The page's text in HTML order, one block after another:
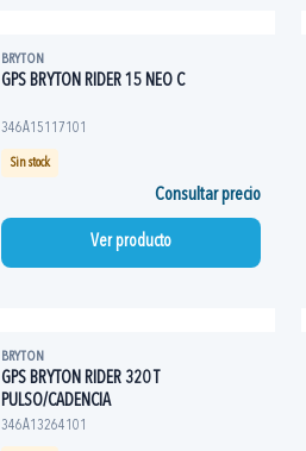
BRYTON
GPS BRYTON RIDER 15 NEO C
346A15117101
Sin stock
Consultar precio
Ver producto
BRYTON
GPS BRYTON RIDER 320 T
PULSO/CADENCIA
346A13264101